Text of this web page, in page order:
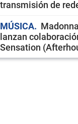
transmisión de
MÚSICA
lanzan
Sensation